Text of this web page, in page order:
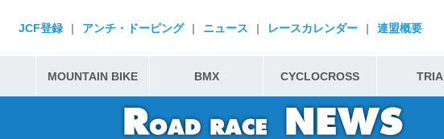
JCF登録 | アンチ・ドーピング | ニュース | レースカレンダー | 連盟概要
MOUNTAIN BIKE BMX CYCLOCROSS